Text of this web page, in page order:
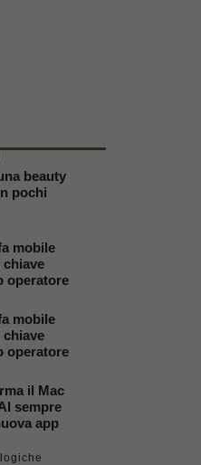
beauty
pochi
mobile
chiave
operatore
mobile
chiave
operatore
il Mac
sempre
app